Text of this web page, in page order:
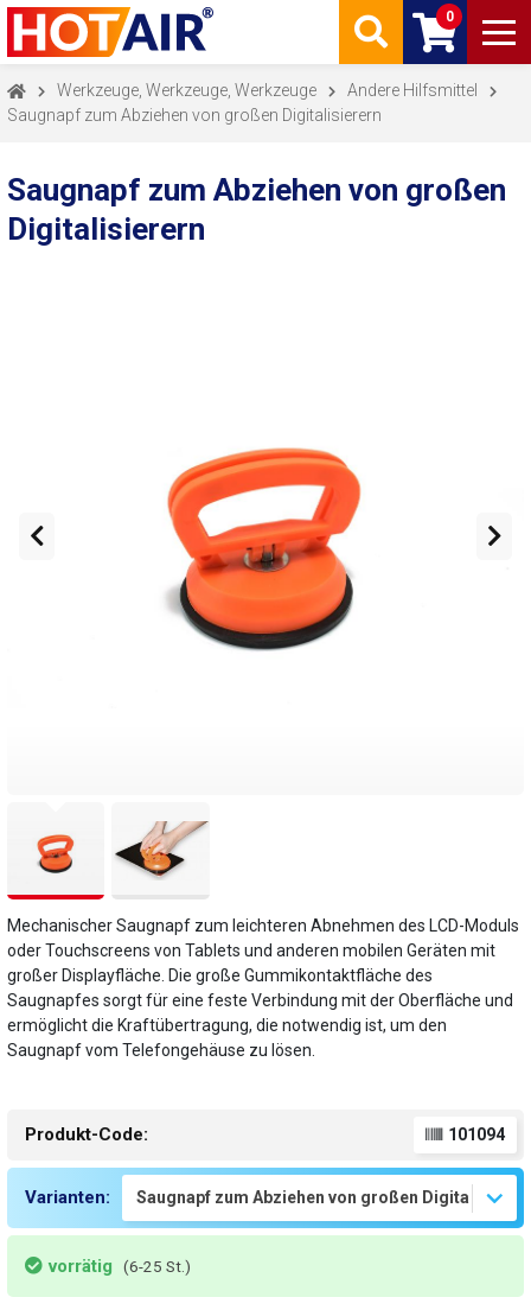
0
Werkzeuge, Werkzeuge, Werkzeuge
Andere Hilfsmittel
Saugnapf zum Abziehen von großen Digitalisierern
Saugnapf zum Abziehen von großen
Digitalisierern
Mechanischer Saugnapf zum leichteren Abnehmen des LCD-Moduls
oder Touchscreens von Tablets und anderen mobilen Geräten mit
großer Displayfläche. Die große Gummikontaktfläche des
Saugnapfes sorgt für eine feste Verbindung mit der Oberfläche und
ermöglicht die Kraftübertragung, die notwendig ist, um den
Saugnapf vom Telefongehäuse zu lösen.
Produkt-Code: 101094
Varianten:
vorrätig (6-25 St.)